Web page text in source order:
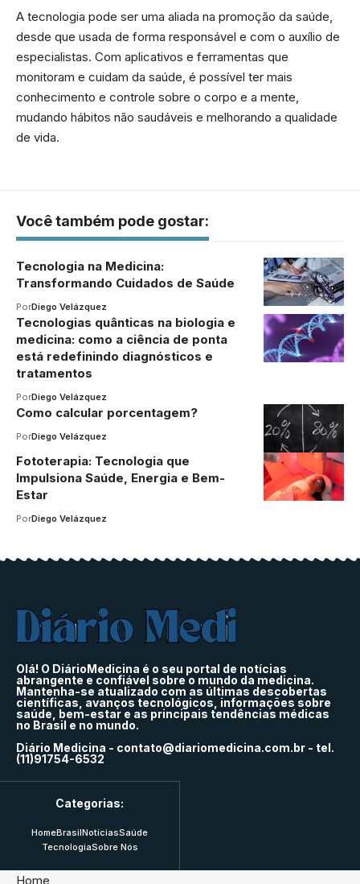
A tecnologia pode ser uma aliada na promoção da saúde,
desde que usada de forma responsável e com o auxílio de
especialistas. Com aplicativos e ferramentas que
monitoram e cuidam da saúde, é possível ter mais
conhecimento e controle sobre o corpo e a mente,
mudando hábitos não saudáveis e melhorando a qualidade
de vida.
Você também pode gostar:
Tecnologia na Medicina:
Transformando Cuidados de Saúde
PorDiego Velázquez
Tecnologias quânticas na biologia e
medicina: como a ciência de ponta
está redefinindo diagnósticos e
tratamentos
PorDiego Velázquez
Como calcular porcentagem?
PorDiego Velázquez
Fototerapia: Tecnologia que
Impulsiona Saúde, Energia e Bem-
Estar
PorDiego Velázquez
Olá! O DiárioMedicina é o seu portal de notícias
abrangente e confiável sobre o mundo da medicina.
Mantenha-se atualizado com as últimas descobertas
científicas, avanços tecnológicos, informações sobre
saúde, bem-estar e as principais tendências médicas
no Brasil e no mundo.
Diário Medicina - contato@diariomedicina.com.br - tel.
(11)91754-6532
Categorias:
HomeBrasilNotíciasSaúde
TecnologiaSobre Nós
Home